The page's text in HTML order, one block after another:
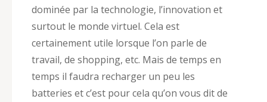
dominée par la technologie, l’innovation et
surtout le monde virtuel. Cela est
certainement utile lorsque l’on parle de
travail, de shopping, etc. Mais de temps en
temps il faudra recharger un peu les
batteries et c’est pour cela qu’on vous dit de